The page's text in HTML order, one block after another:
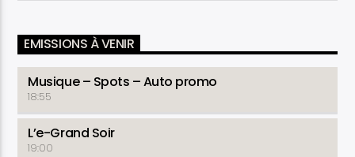
EMISSIONS À VENIR
Musique – Spots – Auto promo
18:55
L’e-Grand Soir
19:00